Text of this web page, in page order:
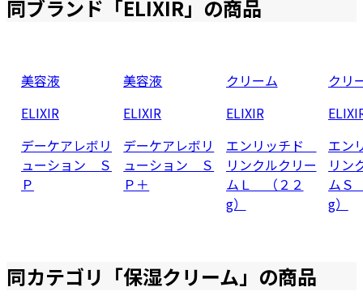
同ブランド「ELIXIR 」の商品
美容液
ELIXIR
デーケアレボリ
ューション Ｓ
Ｐ
美容液
ELIXIR
デーケアレボリ
ューション Ｓ
Ｐ＋
クリーム
ELIXIR
エンリッチド
リンクルクリー
ムＬ （２２
g）
クリ
エン
リン
ムＳ
g）
同カテゴリ「保湿クリーム 」の商品